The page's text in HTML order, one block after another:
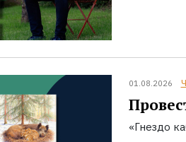
01.08.2026
«Гнездо